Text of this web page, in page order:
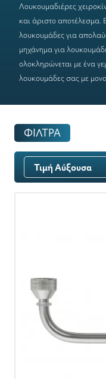
Λουκουμαδιέρες
και άριστο αποτέλεσμα.
λουκουμάδεςγια
μηχάνημα για
ολοκληρώνεται με ένα
λουκουμάδες σας με
ΦΙΛΤΡΑ